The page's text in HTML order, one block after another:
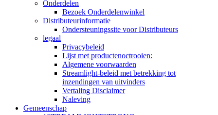
Onderdelen
Bezoek Onderdelenwinkel
Distributeurinformatie
Ondersteuningssite voor Distributeurs
legaal
Privacybeleid
Lijst met productenoctrooien:
Algemene voorwaarden
Streamlight-beleid met betrekking tot
inzendingen van uitvinders
Vertaling Disclaimer
Naleving
Gemeenschap